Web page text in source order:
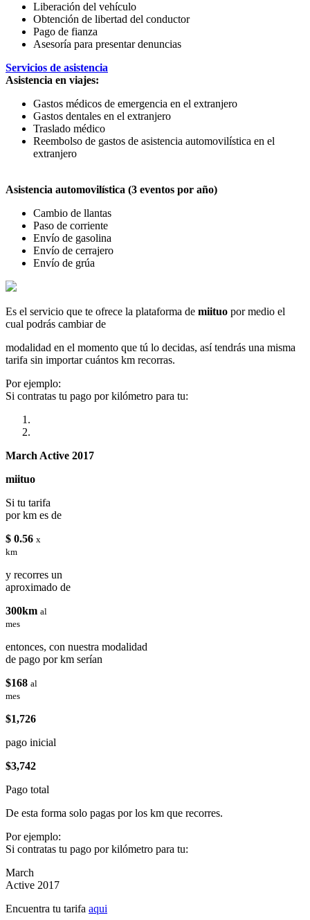
Liberación del vehículo
Obtención de libertad del conductor
Pago de fianza
Asesoría para presentar denuncias
Servicios de asistencia
Asistencia en viajes:
Gastos médicos de emergencia en el extranjero
Gastos dentales en el extranjero
Traslado médico
Reembolso de gastos de asistencia automovilística en el
extranjero
Asistencia automovilística (3 eventos por año)
Cambio de llantas
Paso de corriente
Envío de gasolina
Envío de cerrajero
Envío de grúa
Es el servicio que te ofrece la plataforma de miituo por medio el
cual podrás cambiar de
modalidad en el momento que tú lo decidas, así tendrás una misma
tarifa sin importar cuántos km recorras.
Por ejemplo:
Si contratas tu pago por kilómetro para tu:
March Active 2017
miituo
Si tu tarifa
por km es de
$ 0.56 x
km
y recorres un
aproximado de
300km al
mes
entonces, con nuestra modalidad
de pago por km serían
$168 al
mes
$1,726
pago inicial
$3,742
Pago total
De esta forma solo pagas por los km que recorres.
Por ejemplo:
Si contratas tu pago por kilómetro para tu:
March
Active 2017
Encuentra tu tarifa aqui